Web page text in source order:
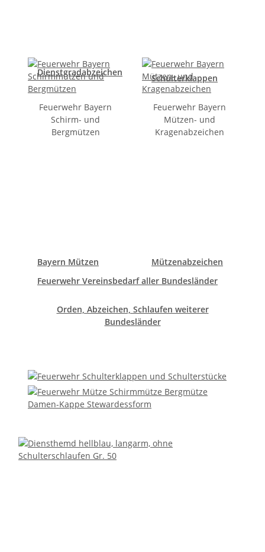
Dienstgradabzeichen
Schulterklappen
Feuerwehr Bayern
Schirm- und
Bergmützen
Bayern Mützen
Feuerwehr Bayern
Mützen- und
Kragenabzeichen
Mützenabzeichen
Feuerwehr Vereinsbedarf aller Bundesländer
Orden, Abzeichen, Schlaufen weiterer
Bundesländer